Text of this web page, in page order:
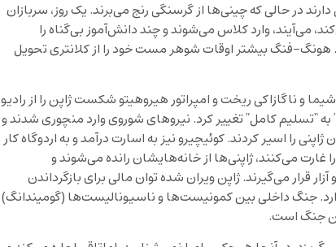
در حالی که چینی‌ها از گرسنگی رنج می‌برند. یک روز، سربازان
می‌آیند، وارد کلاس می‌شوند و چند دانش‌آموز بی‌گناه را
هونگ-فنگ بیشتر اوقات شوهر مست خود را از کلانتری تحویل
هیروشیما و ناگازاکی ریخت و امپراتور هیروهیتو شکست ژاپن را از رادیو
به “تسلیم کامل” تغییر کرد. نیروهای شوروی وارد منچوری شدند و
ژاپنی را اسیر کردند. کوئیچیرو نیز به اسارت درآمد و به اردوگاه کار
می‌کنند، ژاپنی‌ها از خانه‌هایشان رانده می‌شوند و
قرار می‌گیرند. ژاپن ویران شده توان مالی برای بازگرداندن
جنگ داخلی بین کمونیست‌ها و ناسیونالیست‌ها (گومیندانگ)
جنگ است.